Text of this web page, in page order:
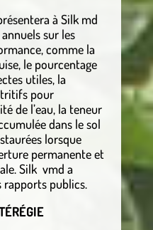
à Silk md
sur les
comme la
le pourcentage
utiles, la
pour
de l’eau, la teneur
dans le sol
lorsque
permanente et
Silk vmd a
rapports publics.